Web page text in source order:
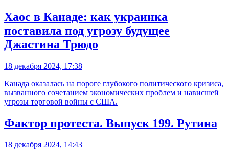
Хаос в Канаде: как украинка
поставила под угрозу будущее
Джастина Трюдо
18 декабря 2024, 17:38
Канада оказалась на пороге глубокого политического кризиса,
вызванного сочетанием экономических проблем и нависшей
угрозы торговой войны с США.
Фактор протеста. Выпуск 199. Рутина
18 декабря 2024, 14:43